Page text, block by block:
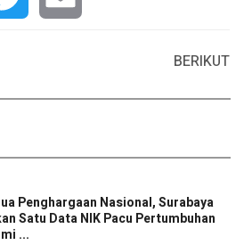
BERIKUT
Penghargaan Nasional, Surabaya
Satu Data NIK Pacu Pertumbuhan
...